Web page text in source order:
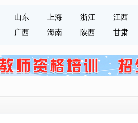
山东 上海 浙江 江西
广西 海南 陕西 甘肃